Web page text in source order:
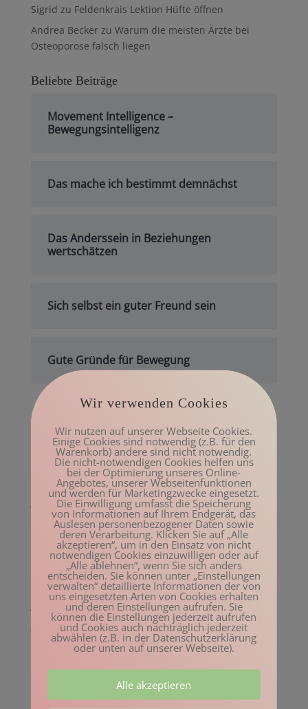
Sigrid zu Feldenkrais Lektion Hüfte öffnen
Andrea Beckerzu Warum die meisten Ärzte bei
Osteoporose falsch liegen
Beliebte Beiträge
Movement Intelligence –
Bewegungsintelligenz
Das mache ich bestimmt demnächst
Das Anderssein in Beziehungen
wertschätzen
Sich selbst ein guter Freund sein
Gute Gründe für Bewegung
Archiv
Mai 2023
März 2023
Februar 2023
Januar 2023
Dezember 2022
November 2022
Oktober 2022
August 2022
Juli 2022
Juni 2022
Mai 2022
April 2022
Wir verwenden Cookies
Wir nutzen auf unserer Webseite Cookies.
Einige Cookies sind notwendig (z.B. für den
Warenkorb) andere sind nicht notwendig.
Die nicht-notwendigen Cookies helfen uns
bei der Optimierung unseres Online-
Angebotes, unserer Webseitenfunktionen
und werden für Marketingzwecke eingesetzt.
Die Einwilligung umfasst die Speicherung
von Informationen auf Ihrem Endgerät, das
Auslesen personenbezogener Daten sowie
deren Verarbeitung. Klicken Sie auf „Alle
akzeptieren“, um in den Einsatz von nicht
notwendigen Cookies einzuwilligen oder auf
„Alle ablehnen“, wenn Sie sich anders
entscheiden. Sie können unter „Einstellungen
verwalten“ detaillierte Informationen der von
uns eingesetzten Arten von Cookies erhalten
und deren Einstellungen aufrufen. Sie
können die Einstellungen jederzeit aufrufen
und Cookies auch nachträglich jederzeit
abwählen (z.B. in der Datenschutzerklärung
oder unten auf unserer Webseite).
Alle akzeptieren